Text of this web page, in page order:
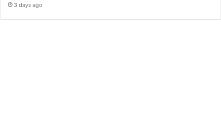
3 days ago